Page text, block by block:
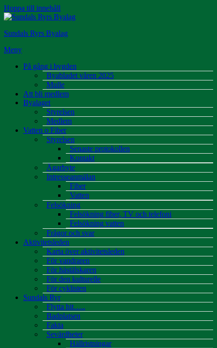
Hoppa till innehåll
Sundals Ryrs Byalag
Meny
På gång i bygden
Byabladet våren 2025
Mulle
Att bli medlem
Byalaget
Styrelsen
Medlem
Vatten o Fiber
Styrelsen
Senaste protokollen
Kontakt
Ägarbyte
Intresseanmälan
Fiber
Vatten
Felsökning
Felsökning fiber, TV och telefoni
Felsökning vatten
Frågor och svar
Aktivitetsleden
Karta över aktivitetsleden
För vandraren
För hästälskaren
För den kulturelle
För cyklisten
Sundals Ryr
Flytta hit…..
Badplatsen
Fakta
Sevärdheter
Hällristningar